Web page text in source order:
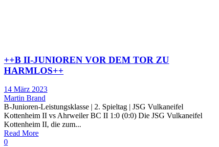
++B II-JUNIOREN VOR DEM TOR ZU
HARMLOS++
14 März 2023
Martin Brand
B-Junioren-Leistungsklasse | 2. Spieltag | JSG Vulkaneifel
Kottenheim II vs Ahrweiler BC II 1:0 (0:0) Die JSG Vulkaneifel
Kottenheim II, die zum...
Read More
0